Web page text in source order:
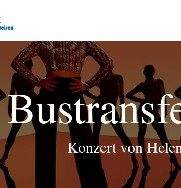
Konzert von